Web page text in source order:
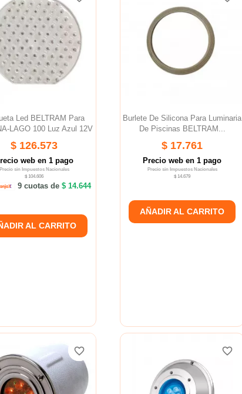
Led BELTRAM Para
LAGO 100 Luz Azul 12V
$ 126.573
web en 1 pago
Precio sin Impuestos Nacionales
$ 104.606
9 cuotas de $ 14.644
AL CARRITO
Burlete De Silicona Para Luminaria
De Piscinas BELTRAM...
$ 17.761
Precio web en 1 pago
Precio sin Impuestos Nacionales
$ 14.679
AÑADIR AL CARRITO
favorite_border
favorite_border favorite_border
favorite_border